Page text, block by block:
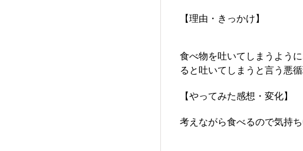
【理由・きっかけ】
食べ物を吐いてしまうよう
ると吐いてしまうと言う悪循
【やってみた感想・変化】
考えながら食べるので気持ち